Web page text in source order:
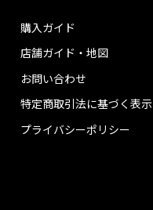
購入ガイド
店舗ガイド・地図
お問い合わせ
特定商取引法に基づく表示
プライバシーポリシー